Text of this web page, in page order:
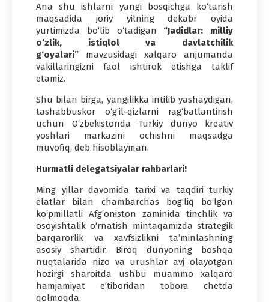
Ana shu ishlarni yangi bosqichga ko‘tarish
maqsadida joriy yilning dekabr oyida
yurtimizda bo‘lib o‘tadigan “Jadidlar: milliy
o‘zlik, istiqlol va davlatchilik
g‘oyalari” mavzusidagi xalqaro anjumanda
vakillaringizni faol ishtirok etishga taklif
etamiz.
Shu bilan birga, yangilikka intilib yashaydigan,
tashabbuskor o‘g‘il-qizlarni rag‘batlantirish
uchun O‘zbekistonda Turkiy dunyo kreativ
yoshlari markazini ochishni maqsadga
muvofiq, deb hisoblayman.
Hurmatli delegatsiyalar rahbarlari!
Ming yillar davomida tarixi va taqdiri turkiy
elatlar bilan chambarchas bog‘liq bo‘lgan
ko‘pmillatli Afg‘oniston zaminida tinchlik va
osoyishtalik o‘rnatish mintaqamizda strategik
barqarorlik va xavfsizlikni ta’minlashning
asosiy shartidir. Biroq dunyoning boshqa
nuqtalarida nizo va urushlar avj olayotgan
hozirgi sharoitda ushbu muammo xalqaro
hamjamiyat e’tiboridan tobora chetda
qolmoqda.